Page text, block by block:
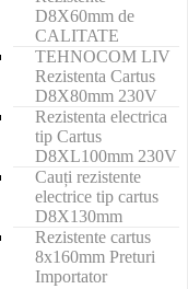
D8X60mm de
CALITATE
TEHNOCOM LIV
Rezistenta Cartus
D8X80mm 230V
Rezistenta electrica
tip Cartus
D8XL100mm 230V
Cauți rezistente
electrice tip cartus
D8X130mm
Rezistente cartus
8x160mm Preturi
Importator